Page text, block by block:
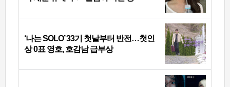
‘나는 SOLO’ 33기 첫날부터 반전…첫인
상 0표 영호, 호감남 급부상